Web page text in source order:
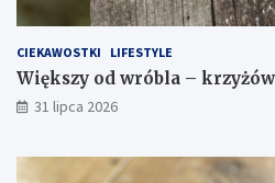
CIEKAWOSTKI LIFESTYLE
Większy od wróbla –
31 lipca 2026